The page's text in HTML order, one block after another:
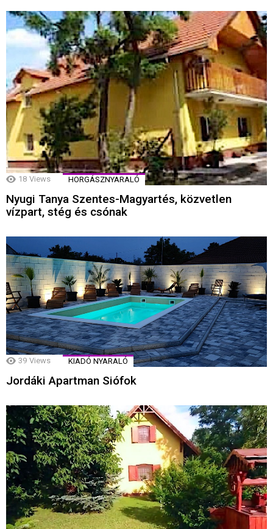
18 Views HORGÁSZNYARALÓ
Nyugi Tanya Szentes-Magyartés, közvetlen
vízpart, stég és csónak
39 Views KIADÓ NYARALÓ
Jordáki Apartman Siófok